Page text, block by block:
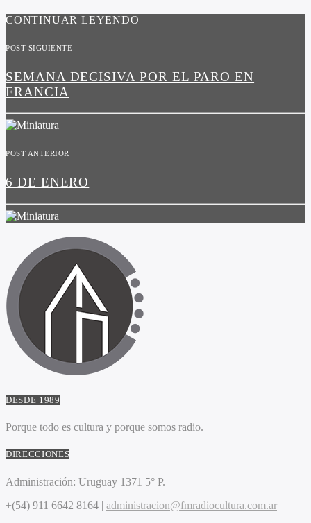
CONTINUAR LEYENDO
POST SIGUIENTE
SEMANA DECISIVA POR EL PARO EN
FRANCIA
POST ANTERIOR
6 DE ENERO
DESDE 1989
Porque todo es cultura y porque somos radio.
DIRECCIONES
Administración: Uruguay 1371 5° P.
+(54) 911 6642 8164 | administracion@fmradiocultura.com.ar